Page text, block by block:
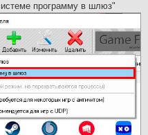
программу в шлюз"